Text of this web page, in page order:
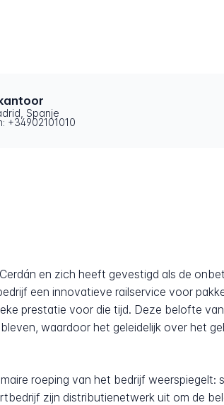
Spanje
+34902101010
en zich heeft gevestigd als de
een innovatieve railservice voor
prestatie voor die tijd. Deze belofte
waardoor het geleidelijk over het
roeping van het bedrijf weerspiegelt:
zijn distributienetwerk uit om de